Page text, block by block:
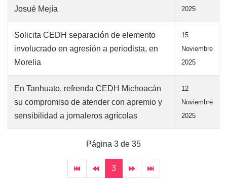
Josué Mejía
2025
Solicita CEDH separación de elemento
involucrado en agresión a periodista, en
Morelia
15
Noviembre
2025
En Tanhuato, refrenda CEDH Michoacán
su compromiso de atender con apremio y
sensibilidad a jornaleros agrícolas
12
Noviembre
2025
Página 3 de 35
3